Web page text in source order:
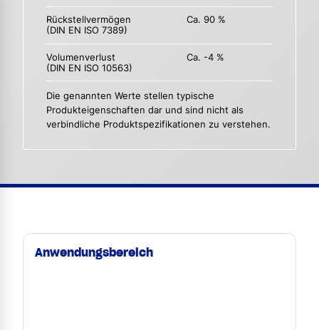
Rückstellvermögen
(DIN EN ISO 7389)
Ca. 90 %
Volumenverlust
(DIN EN ISO 10563)
Ca. -4 %
Die genannten Werte stellen typische
Produkteigenschaften dar und sind nicht als
verbindliche Produktspezifikationen zu verstehen.
Anwendungsbereich